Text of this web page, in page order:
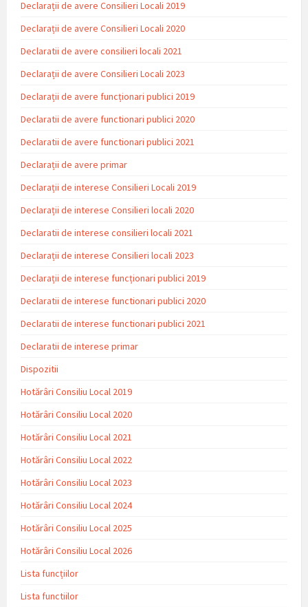
Declarații de avere Consilieri Locali 2019
Declarații de avere Consilieri Locali 2020
Declaratii de avere consilieri locali 2021
Declarații de avere Consilieri Locali 2023
Declarații de avere funcționari publici 2019
Declaratii de avere functionari publici 2020
Declaratii de avere functionari publici 2021
Declarații de avere primar
Declarații de interese Consilieri Locali 2019
Declarații de interese Consilieri locali 2020
Declaratii de interese consilieri locali 2021
Declarații de interese Consilieri locali 2023
Declarații de interese funcționari publici 2019
Declaratii de interese functionari publici 2020
Declaratii de interese functionari publici 2021
Declaratii de interese primar
Dispozitii
Hotărâri Consiliu Local 2019
Hotărâri Consiliu Local 2020
Hotărâri Consiliu Local 2021
Hotărâri Consiliu Local 2022
Hotărâri Consiliu Local 2023
Hotărâri Consiliu Local 2024
Hotărâri Consiliu Local 2025
Hotărâri Consiliu Local 2026
Lista funcțiilor
Lista functiilor